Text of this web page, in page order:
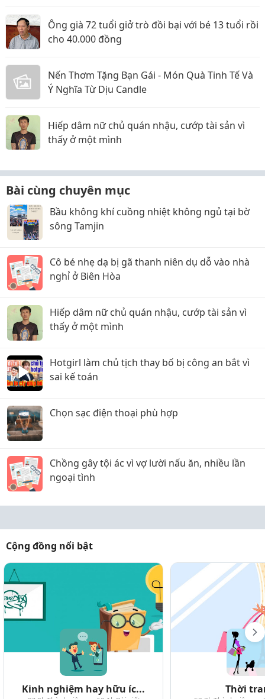
Ông già 72 tuổi giở trò đồi bại với bé 13 tuổi rồi
cho 40.000 đồng
Nến Thơm Tặng Bạn Gái - Món Quà Tinh Tế Và
Ý Nghĩa Từ Dịu Candle
Hiếp dâm nữ chủ quán nhậu, cướp tài sản vì
thấy ở một mình
Bài cùng chuyên mục
Bầu không khí cuồng nhiệt không ngủ tại bờ
sông Tamjin
Cô bé nhẹ dạ bị gã thanh niên dụ dỗ vào nhà
nghỉ ở Biên Hòa
Hiếp dâm nữ chủ quán nhậu, cướp tài sản vì
thấy ở một mình
Hotgirl làm chủ tịch thay bố bị công an bắt vì
sai kế toán
Chọn sạc điện thoại phù hợp
Chồng gây tội ác vì vợ lười nấu ăn, nhiều lần
ngoại tình
Cộng đồng nổi bật
Kinh nghiệm hay hữu íc... Thời